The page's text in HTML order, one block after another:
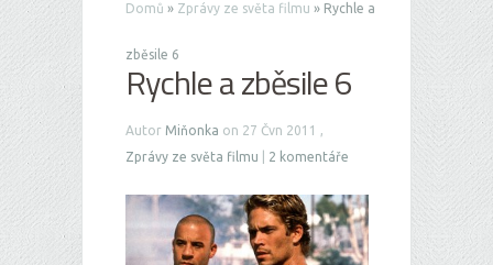
Domů » Zprávy ze světa filmu » Rychle a
zběsile 6
Rychle a zběsile 6
Autor Miňonka on 27 Čvn 2011 ,
Zprávy ze světa filmu
2 komentáře